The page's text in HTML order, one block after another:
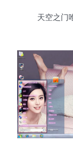
天空之门